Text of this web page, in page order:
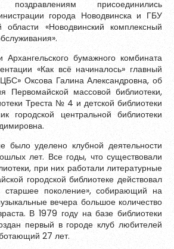
присоединились
города Новодвинска и ГБУ
«Новодвинский комплексный
Архангельского бумажного комбината
«Как всё начиналось» главный
Оксова Галина Александровна, об
Первомайской массовой библиотеки,
Треста № 4 и детской библиотеки
городской центральной библиотеки
было уделено клубной деятельности
лет. Все годы, что существовали
при них работали литературные
городской библиотеке действовал
старшее поколение», собирающий на
вечера большое количество
В 1979 году на базе библиотеки
первый в городе клуб любителей
27 лет.
6 символов и содержать хотя
персональных данных
использования материалов,
портале.
Зарегистрироваться